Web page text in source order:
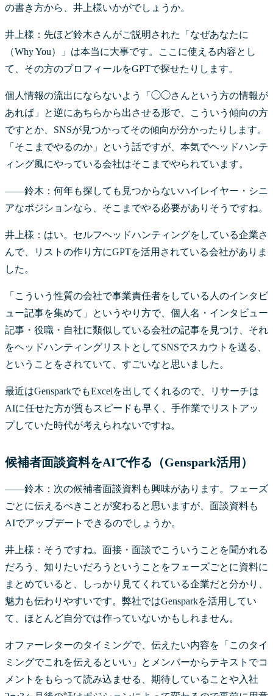
の書き方から、井上様いかがでしょうか。
井上様：先ほど鈴木さんがご説明された「なぜあなたに
（Why You）」は本当に大事です。ここに使える内容とし
て、その方のプロフィールをGPTで探せたりします。
個人情報の流出にならないよう「◯◯さんという方の情報が
あれば」と逆にあちらから出させる形で、こういう傾向の方
ですとか、SNSが見つかってその傾向が分かったりします。
「そこまでやるのか」という話ですが、本気でヘッドハンテ
ィング風にやっている会社はそこまでやられています。
――鈴木：何年も探しても見つからないハイレイヤー・シニ
アなポジションなら、そこまでやる必要がありそうですね。
井上様：はい。セルフヘッドハンティングをしている企業さ
んで、リストの作り方にGPTを活用されている会社がありま
した。
「こういう性質の会社で事業責任者をしている人のインタビ
ュー記事を集めて」というやり方で、個人名・インタビュー
記事・役職・自社に類似している会社の記事を見つけ、それ
をヘッドハンティングリストとしてSNSでスカウトを送る、
ということをされていて、すごいなと思いました。
最近はGensparkでもExcelを出してくれるので、リサーチは
AIに任せた方が質もスピードも早く、手作業でリストアッ
プしていた時代が考えられないですね。
候補者面談資料をAIで作る（Genspark活用）
――鈴木：次の候補者面談資料も興味があります。フェーズ
ごとに伝えるべきことが変わると思いますが、面談資料も
AIでアップデートできるのでしょうか。
井上様：そうですね。面接・面談でこういうことを聞かれる
だろう、知りたいだろうということをフェーズごとに資料に
まとめていると、しっかり見てくれている企業だと分かり、
魅力も伝わりやすいです。弊社ではGensparkを活用してい
て、ほとんど自分では作っていないかもしれません。
オファーレターのタイミングで、伝えたい内容を「このタイ
ミングでこれを伝えるといい」とメンバーからテキストでコ
メントをもらって読み込ませる、期待していることや入社